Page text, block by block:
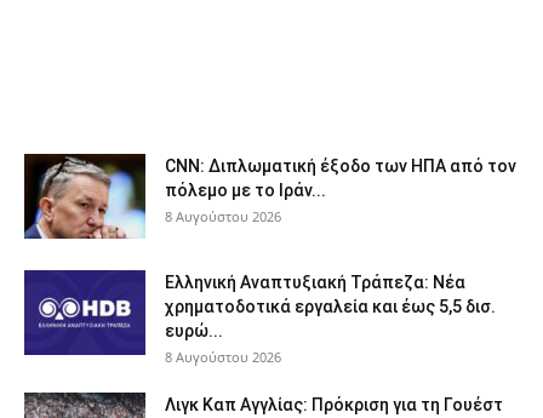
CNN: Διπλωματική έξοδο των ΗΠΑ από τον
πόλεμο με το Ιράν...
8 Αυγούστου 2026
Ελληνική Αναπτυξιακή Τράπεζα: Νέα
χρηματοδοτικά εργαλεία και έως 5,5 δισ.
ευρώ...
8 Αυγούστου 2026
Λιγκ Καπ Αγγλίας: Πρόκριση για τη Γουέστ